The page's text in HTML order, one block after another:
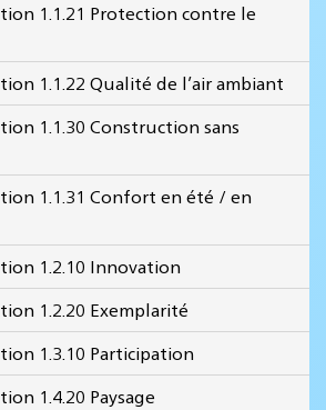
1.1.21 Protection contre le
1.1.22 Qualité de l’air ambiant
1.1.30 Construction sans
1.1.31 Confort en été / en
1.2.10 Innovation
1.2.20 Exemplarité
1.3.10 Participation
1.4.20 Paysage